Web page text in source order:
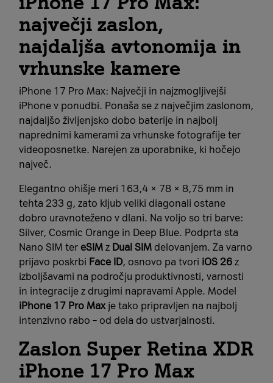
največji zaslon,
najdaljša avtonomija in
vrhunske kamere
iPhone 17 Pro Max: Največji in najzmogljivejši
iPhone v ponudbi. Ponaša se z največjim zaslonom,
najdaljšo življenjsko dobo baterije in najbolj
naprednimi kamerami za vrhunske fotografije ter
videoposnetke. Narejen za uporabnike, ki hočejo
največ.
Elegantno ohišje meri 163,4 × 78 × 8,75 mm in
tehta 233 g, zato kljub veliki diagonali ostane
dobro uravnoteženo v dlani. Na voljo so tri barve:
Silver, Cosmic Orange in Deep Blue. Podprta sta
Nano SIM ter eSIM z Dual SIM delovanjem. Za varno
prijavo poskrbi Face ID, osnovo pa tvori iOS 26 z
izboljšavami na področju produktivnosti, varnosti
in integracije z drugimi napravami Apple. Model
iPhone 17 Pro Maxje tako pripravljen na najbolj
intenzivno rabo – od dela do ustvarjalnosti.
Zaslon Super Retina XDR
iPhone 17 Pro Max